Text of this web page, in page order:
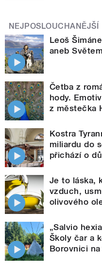
NEJPOSLOUCHANĚJŠÍ
Leoš
aneb
Četba z
hody.
z městečka
Kostra
miliardu do
přichází o
Je to láska,
vzduch,
olivového
„Salvio
Školy čar a
Borovnici